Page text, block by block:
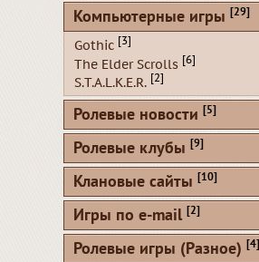
Компьютерные игры [29]
Gothic [3]
The Elder Scrolls [6]
S.T.A.L.K.E.R. [2]
Ролевые новости [5]
Ролевые клубы [9]
Клановые сайты [10]
Игры по e-mail [2]
Ролевые игры (Разное) [4]